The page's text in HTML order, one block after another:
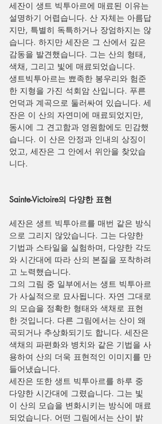
세잔이 생트 빅투아르에 매료된 이유는
설명하기 어렵습니다. 산 자체는 아름답
지만, 특별히 독특하거나 장엄하지는 않
습니다. 하지만 세잔은 그 산에서 깊은
감동을 발견했습니다. 그는 산의 형태,
색채, 그리고 빛에 매료되었습니다.
생트빅투아르는 뾰족한 봉우리와 험준
한 지형을 가진 석회암 산입니다. 푸른
언덕과 계곡으로 둘러싸여 있습니다. 세
잔은 이 산의 자연미에 매료되었지만,
동시에 그 견고함과 영원함에도 민감했
습니다. 이 산은 안정과 인내의 상징이
었고, 세잔은 그 안에서 위안을 찾았습
니다.
Sainte-Victoire의 다양한 표현
세잔은 생트 빅투아르를 매번 같은 방식
으로 그리지 않았습니다. 그는 다양한
기법과 스타일을 실험하며, 다양한 각도
와 시간대에 따라 산의 본질을 포착하려
고 노력했습니다.
그의 그림 중 일부에서는 생트 빅투아르
가 사실적으로 묘사됩니다. 자연 그대로
의 모습을 정확한 형태와 색채로 표현
한 것입니다. 다른 그림에서는 산이 왜
곡되거나 추상화되기도 합니다. 세잔은
색채의 파편화와 병치와 같은 기법을 사
용하여 산의 더욱 표현적인 이미지를 만
들어냈습니다.
세잔은 또한 생트 빅투아르를 하루 중
다양한 시간대에 그렸습니다. 그는 빛
이 산의 모습을 변화시키는 방식에 매료
되었습니다. 어떤 그림에서는 산이 밝